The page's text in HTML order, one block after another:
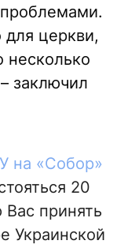
проблемами.
церкви,
несколько
заключил
на «Собор»
20
принять
Украинской